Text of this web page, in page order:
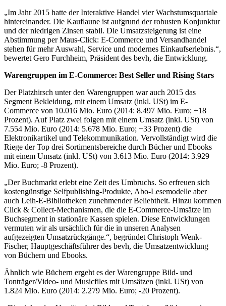
„Im Jahr 2015 hatte der Interaktive Handel vier Wachstumsquartale
hintereinander. Die Kauflaune ist aufgrund der robusten Konjunktur
und der niedrigen Zinsen stabil. Die Umsatzsteigerung ist eine
Abstimmung per Maus-Click: E-Commerce und Versandhandel
stehen für mehr Auswahl, Service und modernes Einkaufserlebnis.“,
bewertet Gero Furchheim, Präsident des bevh, die Entwicklung.
Warengruppen im E-Commerce: Best Seller und Rising Stars
Der Platzhirsch unter den Warengruppen war auch 2015 das
Segment Bekleidung, mit einem Umsatz (inkl. USt) im E-
Commerce von 10.016 Mio. Euro (2014: 8.497 Mio. Euro; +18
Prozent). Auf Platz zwei folgen mit einem Umsatz (inkl. USt) von
7.554 Mio. Euro (2014: 5.678 Mio. Euro; +33 Prozent) die
Elektronikartikel und Telekommunikation. Vervollständigt wird die
Riege der Top drei Sortimentsbereiche durch Bücher und Ebooks
mit einem Umsatz (inkl. USt) von 3.613 Mio. Euro (2014: 3.929
Mio. Euro; -8 Prozent).
„Der Buchmarkt erlebt eine Zeit des Umbruchs. So erfreuen sich
kostengünstige Selfpublishing-Produkte, Abo-Lesemodelle aber
auch Leih-E-Bibliotheken zunehmender Beliebtheit. Hinzu kommen
Click & Collect-Mechanismen, die die E-Commerce-Umsätze im
Buchsegment in stationäre Kassen spielen. Diese Entwicklungen
vermuten wir als ursächlich für die in unseren Analysen
aufgezeigten Umsatzrückgänge.“, begründet Christoph Wenk-
Fischer, Hauptgeschäftsführer des bevh, die Umsatzentwicklung
von Büchern und Ebooks.
Ähnlich wie Büchern ergeht es der Warengruppe Bild- und
Tonträger/Video- und Musicfiles mit Umsätzen (inkl. USt) von
1.824 Mio. Euro (2014: 2.279 Mio. Euro; -20 Prozent).